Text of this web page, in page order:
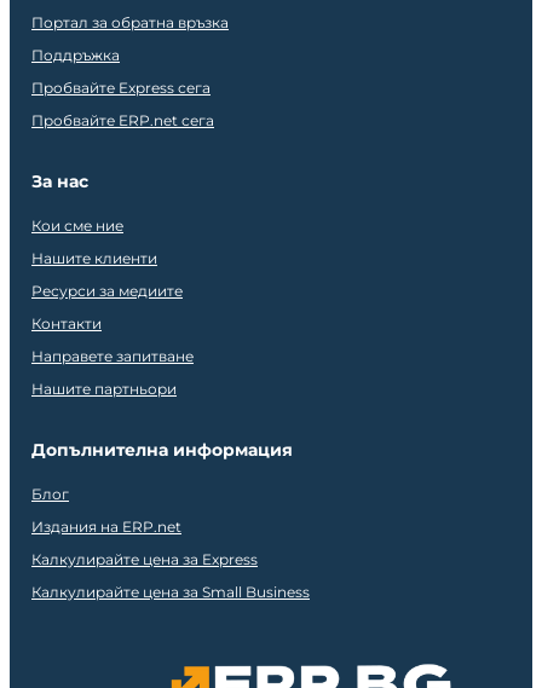
Портал за обратна връзка
Поддръжка
Пробвайте Express сега
Пробвайте ERP.net сега
За нас
Кои сме ние
Нашите клиенти
Ресурси за медиите
Контакти
Направете запитване
Нашите партньори
Допълнителна информация
Блог
Издания на ERP.net
Калкулирайте цена за Express
Калкулирайте цена за Small Business